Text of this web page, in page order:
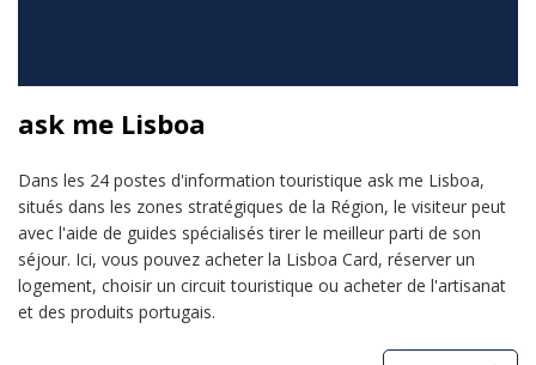
ask me Lisboa
Dans les 24 postes d'information touristique ask me Lisboa,
situés dans les zones stratégiques de la Région, le visiteur peut
avec l'aide de guides spécialisés tirer le meilleur parti de son
séjour. Ici, vous pouvez acheter la Lisboa Card, réserver un
logement, choisir un circuit touristique ou acheter de l'artisanat
et des produits portugais.